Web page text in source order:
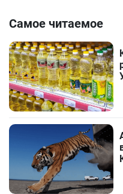
Самое читаемое